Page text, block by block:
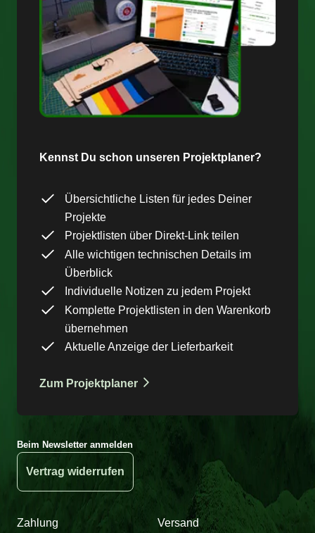
Kennst Du schon unseren Projektplaner?
Übersichtliche Listen für jedes Deiner
Projekte
Projektlisten über Direkt-Link teilen
Alle wichtigen technischen Details im
Überblick
Individuelle Notizen zu jedem Projekt
Komplette Projektlisten in den Warenkorb
übernehmen
Aktuelle Anzeige der Lieferbarkeit
Zum Projektplaner
Beim Newsletter anmelden
Vertrag widerrufen
Zahlung Versand